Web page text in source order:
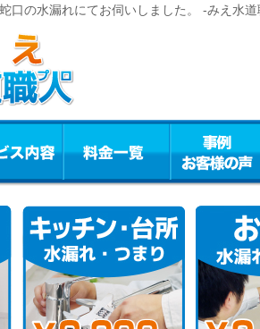
口の水漏れにてお伺いしました。 -みえ水